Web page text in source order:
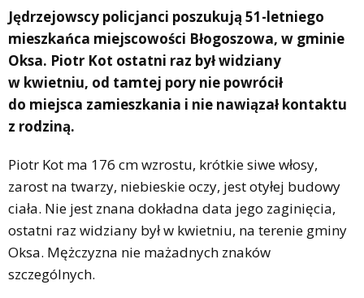
Jędrzejowscy policjanci poszukują 51-letniego
mieszkańca miejscowości Błogoszowa, w gminie
Oksa. Piotr Kot ostatni raz był widziany
w kwietniu, od tamtej pory nie powrócił
do miejsca zamieszkania i nie nawiązał kontaktu
z rodziną.
Piotr Kot ma 176 cm wzrostu, krótkie siwe włosy,
zarost na twarzy, niebieskie oczy, jest otyłej budowy
ciała. Nie jest znana dokładna data jego zaginięcia,
ostatni raz widziany był w kwietniu, na terenie gminy
Oksa. Mężczyzna nie mażadnych znaków
szczególnych.